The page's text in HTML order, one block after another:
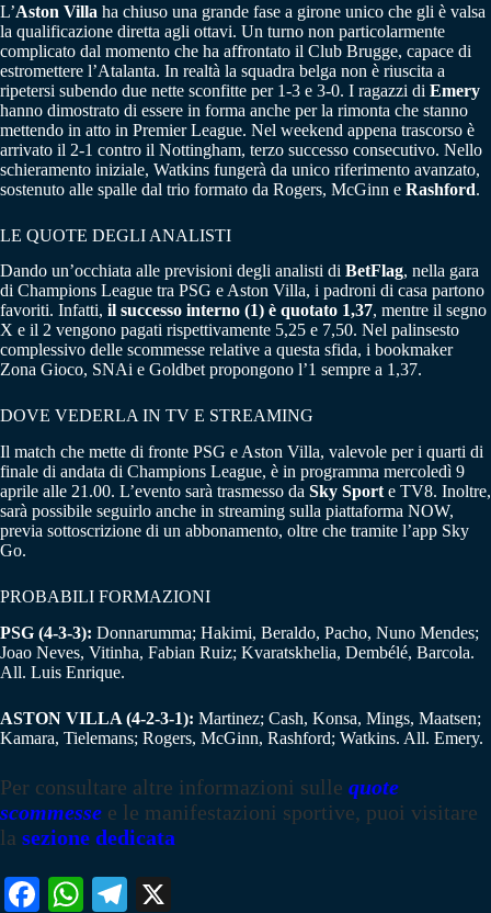
L’Aston Villa ha chiuso una grande fase a girone unico che gli è valsa
la qualificazione diretta agli ottavi. Un turno non particolarmente
complicato dal momento che ha affrontato il Club Brugge, capace di
estromettere l’Atalanta. In realtà la squadra belga non è riuscita a
ripetersi subendo due nette sconfitte per 1-3 e 3-0. I ragazzi di Emery
hanno dimostrato di essere in forma anche per la rimonta che stanno
mettendo in atto in Premier League. Nel weekend appena trascorso è
arrivato il 2-1 contro il Nottingham, terzo successo consecutivo. Nello
schieramento iniziale, Watkins fungerà da unico riferimento avanzato,
sostenuto alle spalle dal trio formato da Rogers, McGinn e Rashford.
LE QUOTE DEGLI ANALISTI
Dando un’occhiata alle previsioni degli analisti di BetFlag, nella gara
di Champions League tra PSG e Aston Villa, i padroni di casa partono
favoriti. Infatti, il successo interno (1) è quotato 1,37, mentre il segno
X e il 2 vengono pagati rispettivamente 5,25 e 7,50. Nel palinsesto
complessivo delle scommesse relative a questa sfida, i bookmaker
Zona Gioco, SNAi e Goldbet propongono l’1 sempre a 1,37.
DOVE VEDERLA IN TV E STREAMING
Il match che mette di fronte PSG e Aston Villa, valevole per i quarti di
finale di andata di Champions League, è in programma mercoledì 9
aprile alle 21.00. L’evento sarà trasmesso da Sky Sport e TV8. Inoltre,
sarà possibile seguirlo anche in streaming sulla piattaforma NOW,
previa sottoscrizione di un abbonamento, oltre che tramite l’app Sky
Go.
PROBABILI FORMAZIONI
PSG (4-3-3): Donnarumma; Hakimi, Beraldo, Pacho, Nuno Mendes;
Joao Neves, Vitinha, Fabian Ruiz; Kvaratskhelia, Dembélé, Barcola.
All. Luis Enrique.
ASTON VILLA (4-2-3-1): Martinez; Cash, Konsa, Mings, Maatsen;
Kamara, Tielemans; Rogers, McGinn, Rashford; Watkins. All. Emery.
Per consultare altre informazioni sulle quote
scommesse e le manifestazioni sportive, puoi visitare
la sezione dedicata
Fa W
Te